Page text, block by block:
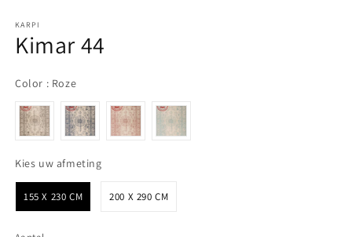
KARPI
Kimar 44
Color : RozeColor
Kies uw afmetingKies uw afmeting
155 X 230 CM 200 X 290 CM